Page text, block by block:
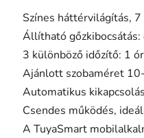
Színes háttérvilágítás,
Állítható gőzkibocsátás:
3 különböző időzítő: 1
Ajánlott szobaméret
Automatikus
Csendes működés,
A TuyaSmart